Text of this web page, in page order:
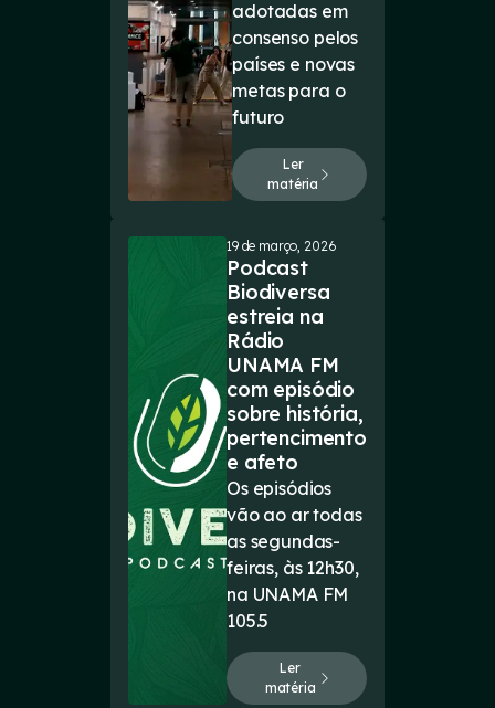
adotadas em
consenso pelos
países e novas
metas para o
futuro
Ler
matéria
19 de março, 2026
Podcast
Biodiversa
estreia na
Rádio
UNAMA FM
com episódio
sobre história,
pertencimento
e afeto
Os episódios
vão ao ar todas
as segundas-
feiras, às 12h30,
na UNAMA FM
105.5
Ler
matéria